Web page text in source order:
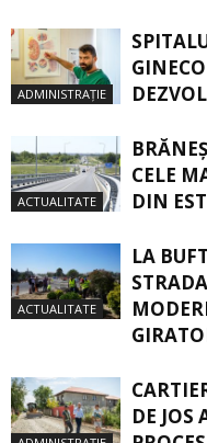
ADMINISTRAȚIE
ACTUALITATE
CELE
DIN
ACTUALITATE
LA
DE